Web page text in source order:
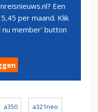
Een
per maand. Klik
member' button
a350 a321neo